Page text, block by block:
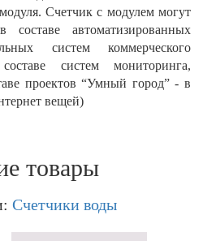
Счетчик с модулем могут
автоматизированных
систем коммерческого
систем мониторинга,
проектов “Умный город” - в
вещей)
товары
Счетчики воды